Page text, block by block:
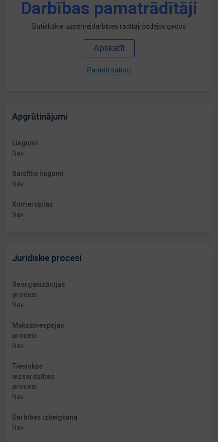
Darbības pamatrādītāji
Būtiskākie uzņēmējdarbības rādītāji pēdējos gados
Apskatīt
Parādīt saturu
Apgrūtinājumi
Liegumi
Nav
Saistītie liegumi
Nav
Komercķīlas
Nav
Juridiskie procesi
Reorganizācijas
procesi
Nav
Maksātnespējas
procesi
Nav
Tiesiskās
aizsardzības
procesi
Nav
Darbības izbeigšana
Nav